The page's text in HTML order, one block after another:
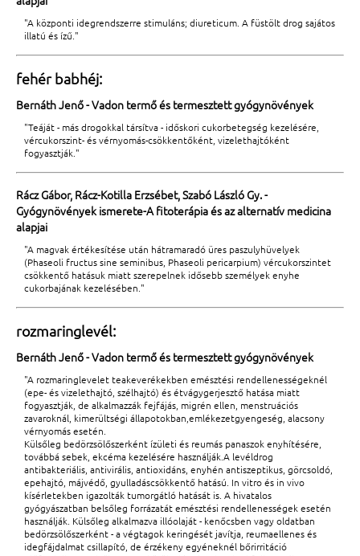
"A központi idegrendszerre stimuláns; diureticum. A füstölt drog sajátos
illatú és ízű."
fehér babhéj:
Bernáth Jenő - Vadon termő és termesztett gyógynövények
"Teáját - más drogokkal társítva - időskori cukorbetegség kezelésére,
vércukorszint- és vérnyomás-csökkentőként, vizelethajtóként
fogyasztják."
Rácz Gábor, Rácz-Kotilla Erzsébet, Szabó László Gy. -
Gyógynövények ismerete-A fitoterápia és az alternatív medicina
alapjai
"A magvak értékesítése után hátramaradó üres paszulyhüvelyek
(Phaseoli fructus sine seminibus, Phaseoli pericarpium) vércukorszintet
csökkentő hatásuk miatt szerepelnek idősebb személyek enyhe
cukorbajának kezelésében."
rozmaringlevél:
Bernáth Jenő - Vadon termő és termesztett gyógynövények
"A rozmaringlevelet teakeverékekben emésztési rendellenességeknél
(epe- és vizelethajtó, szélhajtó) és étvágygerjesztő hatása miatt
fogyasztják, de alkalmazzák fejfájás, migrén ellen, menstruációs
zavaroknál, kimerültségi állapotokban,emlékezetgyengeség, alacsony
vérnyomás esetén.
Külsőleg bedörzsölőszerként ízületi és reumás panaszok enyhítésére,
továbbá sebek, ekcéma kezelésére használják.A levéldrog
antibakteriális, antivirális, antioxidáns, enyhén antiszeptikus, görcsoldó,
epehajtó, májvédő, gyulladáscsökkentő hatású. In vitro és in vivo
kísérletekben igazolták tumorgátló hatását is. A hivatalos
gyógyászatban belsőleg forrázatát emésztési rendellenességek esetén
használják. Külsőleg alkalmazva illóolaját - kenőcsben vagy oldatban
bedörzsölőszerként - a végtagok keringését javítja, reumaellenes és
idegfájdalmat csillapító, de érzékeny egyéneknél bőrirritáció